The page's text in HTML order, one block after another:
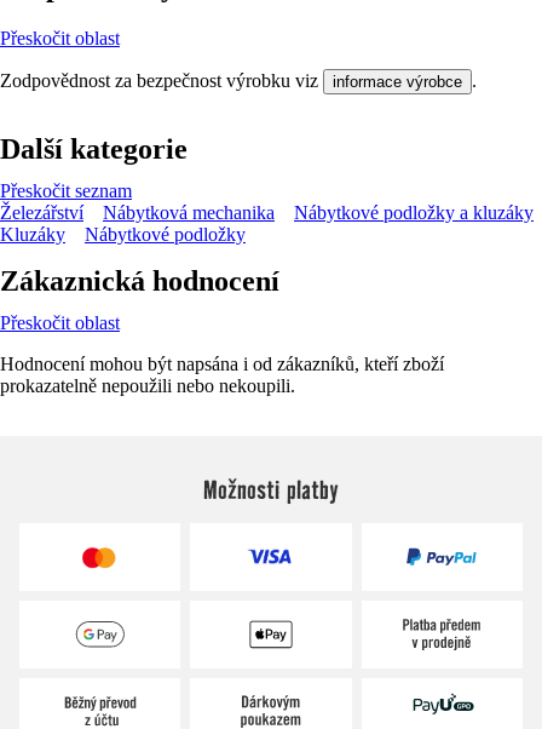
Přeskočit oblast
Zodpovědnost za bezpečnost výrobku viz informace výrobce .
Další kategorie
Přeskočit seznam
Železářství
Nábytková mechanika
Nábytkové podložky a kluzáky
Kluzáky
Nábytkové podložky
Zákaznická hodnocení
Přeskočit oblast
Hodnocení mohou být napsána i od zákazníků, kteří zboží
prokazatelně nepoužili nebo nekoupili.
Možnosti platby